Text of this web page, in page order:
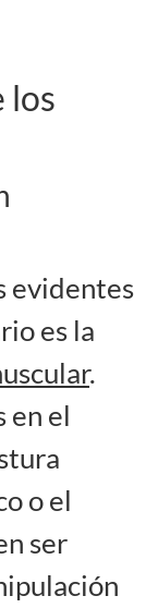
los
evidentes
es la
.
en el
o el
ser